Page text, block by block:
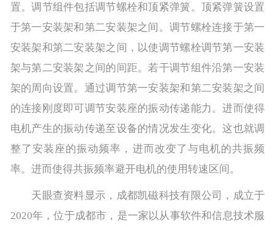
置。调节组件包括调节螺栓和顶紧弹簧。顶紧弹簧设置
于第一安装架和第二安装架之间。调节螺栓连接于第一
安装架和第二安装架之间，以使调节螺栓调节第一安装
架与第二安装架之间的间距。若干调节组件沿第一安装
架的周向设置。通过调节第一安装架和第二安装架之间
的连接刚度即可调节安装座的振动传递能力。进而使得
电机产生的振动传递至设备的情况发生变化。这也就调
整了安装座的振动频率，进而改变了与电机的共振频
率。进而使得共振频率避开电机的使用转速区间。
天眼查资料显示，成都凯磁科技有限公司，成立于
2020年，位于成都市，是一家以从事软件和信息技术服